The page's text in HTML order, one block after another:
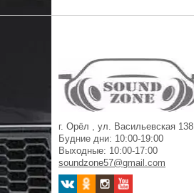
г. Орёл , ул. Васильевская 138
Будние дни: 10:00-19:00
Выходные: 10:00-17:00
soundzone57@gmail.com